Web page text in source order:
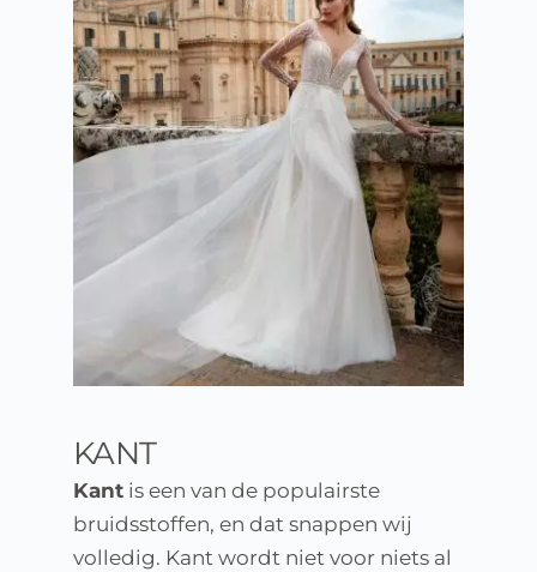
KANT
Kant is een van de populairste
bruidsstoffen, en dat snappen wij
volledig. Kant wordt niet voor niets al